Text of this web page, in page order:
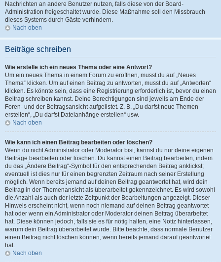
Nachrichten an andere Benutzer nutzen, falls diese von der Board-
Administration freigeschaltet wurde. Diese Maßnahme soll den Missbrauch
dieses Systems durch Gäste verhindern.
Nach oben
Beiträge schreiben
Wie erstelle ich ein neues Thema oder eine Antwort?
Um ein neues Thema in einem Forum zu eröffnen, musst du auf „Neues
Thema“ klicken. Um auf einen Beitrag zu antworten, musst du auf „Antworten“
klicken. Es könnte sein, dass eine Registrierung erforderlich ist, bevor du einen
Beitrag schreiben kannst. Deine Berechtigungen sind jeweils am Ende der
Foren- und der Beitragsansicht aufgelistet. Z. B. „Du darfst neue Themen
erstellen“, „Du darfst Dateianhänge erstellen“ usw.
Nach oben
Wie kann ich einen Beitrag bearbeiten oder löschen?
Wenn du nicht Administrator oder Moderator bist, kannst du nur deine eigenen
Beiträge bearbeiten oder löschen. Du kannst einen Beitrag bearbeiten, indem
du das „Ändere Beitrag“-Symbol für den entsprechenden Beitrag anklickst;
eventuell ist dies nur für einen begrenzten Zeitraum nach seiner Erstellung
möglich. Wenn bereits jemand auf deinen Beitrag geantwortet hat, wird dein
Beitrag in der Themenansicht als überarbeitet gekennzeichnet. Es wird sowohl
die Anzahl als auch der letzte Zeitpunkt der Bearbeitungen angezeigt. Dieser
Hinweis erscheint nicht, wenn noch niemand auf deinen Beitrag geantwortet
hat oder wenn ein Administrator oder Moderator deinen Beitrag überarbeitet
hat. Diese können jedoch, falls sie es für nötig halten, eine Notiz hinterlassen,
warum dein Beitrag überarbeitet wurde. Bitte beachte, dass normale Benutzer
einen Beitrag nicht löschen können, wenn bereits jemand darauf geantwortet
hat.
Nach oben